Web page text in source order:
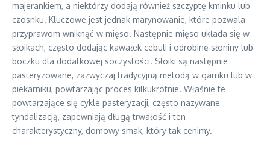
majerankiem, a niektórzy dodają również szczyptę kminku lub
czosnku. Kluczowe jest jednak marynowanie, które pozwala
przyprawom wniknąć w mięso. Następnie mięso układa się w
słoikach, często dodając kawałek cebuli i odrobinę słoniny lub
boczku dla dodatkowej soczystości. Słoiki są następnie
pasteryzowane, zazwyczaj tradycyjną metodą w garnku lub w
piekarniku, powtarzając proces kilkukrotnie. Właśnie te
powtarzające się cykle pasteryzacji, często nazywane
tyndalizacją, zapewniają długą trwałość i ten
charakterystyczny, domowy smak, który tak cenimy.